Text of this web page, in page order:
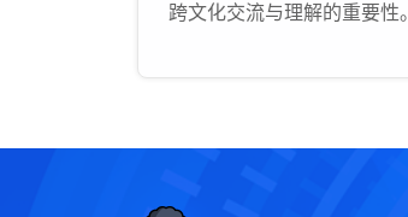
跨文化交流与理解的重要性。